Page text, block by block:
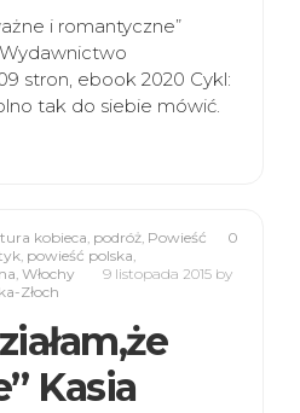
i romantyczne”
stron, ebook 2020 Cykl:
tak do siebie mówić.
0
kobieca, podróż, Powieść
, powieść polska,
, Włochy 9 listopada 2015 by
Złoch
Kasia